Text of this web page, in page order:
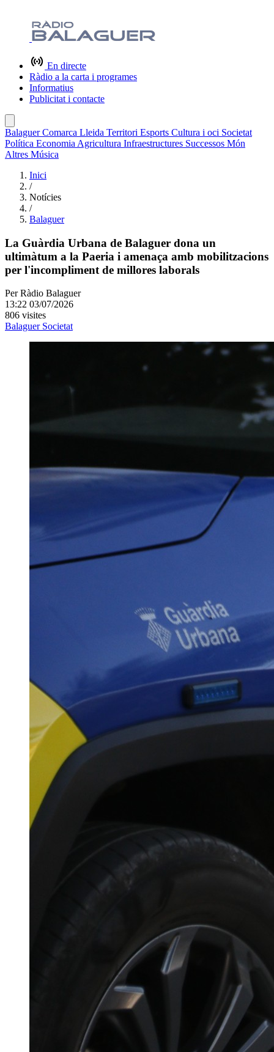
En directe
Ràdio a la carta i programes
Informatius
Publicitat i contacte
BalaguerComarca Lleida Territori Esports Cultura i oci Societat
Política Economia Agricultura Infraestructures Successos Món
Altres Música
Inici
/
Notícies
/
Balaguer
La Guàrdia Urbana de Balaguer dona un
ultimàtum a la Paeria i amenaça amb mobilitzacions
per l'incompliment de millores laborals
Per Ràdio Balaguer
13:22 03/07/2026
806 visites
Balaguer Societat